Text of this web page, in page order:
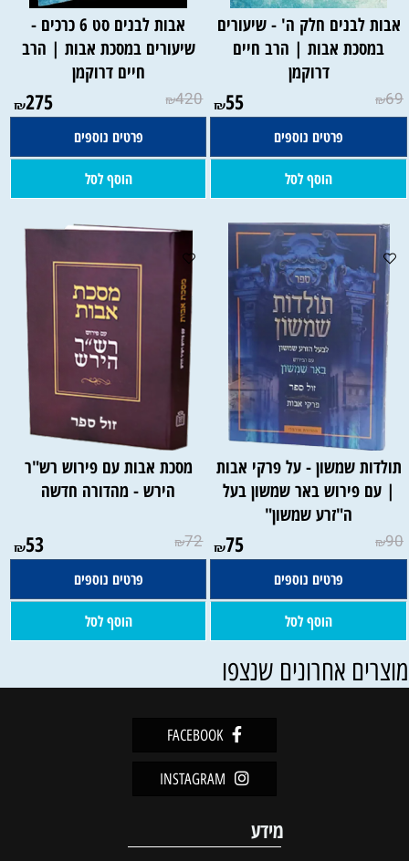
אבות לבנים חלק ה' - שיעורים
במסכת אבות | הרב חיים
דרוקמן
₪69
₪55
פרטים נוספים
הוסף לסל
אבות לבנים סט 6 כרכים -
שיעורים במסכת אבות | הרב
חיים דרוקמן
₪420
₪275
פרטים נוספים
הוסף לסל
תולדות שמשון - על פרקי אבות
| עם פירוש באר שמשון בעל
ה"זרע שמשון"
₪90
₪75
פרטים נוספים
הוסף לסל
מסכת אבות עם פירוש רש"ר
הירש - מהדורה חדשה
₪72
₪53
פרטים נוספים
הוסף לסל
אחרונים שנצפו
FACEBOOK
INSTAGRAM
מידע